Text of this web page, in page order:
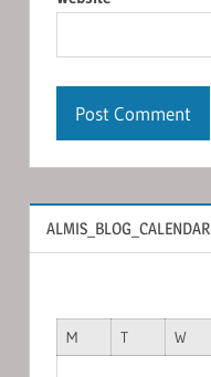
ALMIS_BLOG_CALENDAR
M T W